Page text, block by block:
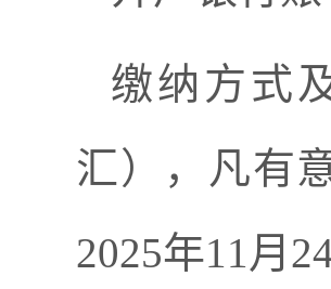
缴纳方式
汇），凡有
2025年11月